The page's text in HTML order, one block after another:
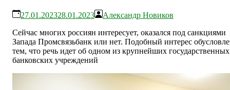
27.01.202328.01.2023
Александр Новиков
Сейчас многих россиян интересует, оказался под санкциями
Запада Промсвязьбанк или нет. Подобный интерес
тем, что речь идет об одном из крупнейших государственных
банковских учреждений